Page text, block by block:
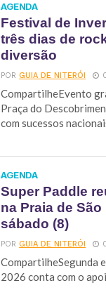
AGENDA
Festival de
três dias de
diversão
PORGUIA DE NITERÓI
CompartilheEvento
Praça do
com sucessos
AGENDA
Super Paddle
na Praia de
sábado (8)
PORGUIA DE NITERÓI
CompartilheSegunda
2026 conta com o